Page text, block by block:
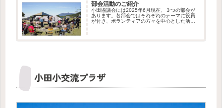
部会活動のご紹介
小田協議会には2025年6月現在、３つの部会が
あります。各部会ではそれぞれのテーマに役員
が付き、ボランティアの方々を中心とした活動
小田小交流プラザ